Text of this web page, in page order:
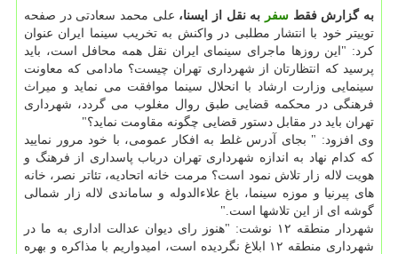
به گزارش فقط سفر به نقل از ایسنا، علی محمد سعادتی در صفحه
توییتر خود با انتشار مطلبی در واکنش به تخریب سینما ایران عنوان
کرد: "این روزها ماجرای سینمای ایران نقل همه محافل است، باید
پرسید که انتظارتان از شهرداری تهران چیست؟ مادامی که معاونت
سینمایی وزارت ارشاد با انحلال سینما موافقت می نماید و میراث
فرهنگی در محکمه قضایی طبق روال مغلوب می گردد، شهرداری
تهران باید در مقابل دستور قضایی چگونه مقاومت نماید؟"
وی افزود: " بجای آدرس غلط به افکار عمومی، با خود مرور نمایید
که کدام نهاد به اندازه شهرداری تهران درباب پاسداری از فرهنگ و
هویت لاله زار تلاش نمود است؟ مرمت خانه اتحادیه، تئاتر نصر، خانه
های پیرنیا و موزه سینما، باغ علاءالدوله و ساماندی لاله زار شمالی
گوشه ای از این تلاشها است."
شهردار منطقه ۱۲ نوشت: "هنوز رای دیوان عدالت اداری به ما در
شهرداری منطقه ۱۲ ابلاغ نگردیده است، امیدواریم با مذاکره و بهره